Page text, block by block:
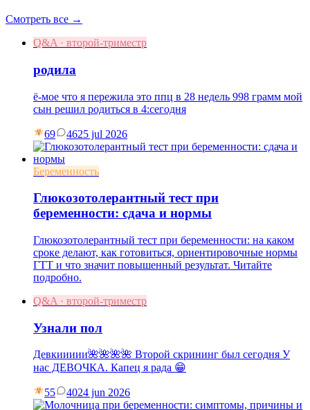
Смотреть все →
Q&A · второй-триместр
родила
ё-мое что я пережила это ппц в 28 недель 998 грамм мой
сын решил родиться в 4:сегодня
69 4625 jul 2026
Беременность
Глюкозотолерантный тест при
беременности: сдача и нормы
Глюкозотолерантный тест при беременности: на каком
сроке делают, как готовиться, ориентировочные нормы
ГТТ и что значит повышенный результат. Читайте
подробно.
Q&A · второй-триместр
Узнали пол
Девкиииии🌺🌺🌺🌺 Второй скрининг был сегодня У
нас ДЕВОЧКА. Капец я рада 😁
55 4024 jun 2026